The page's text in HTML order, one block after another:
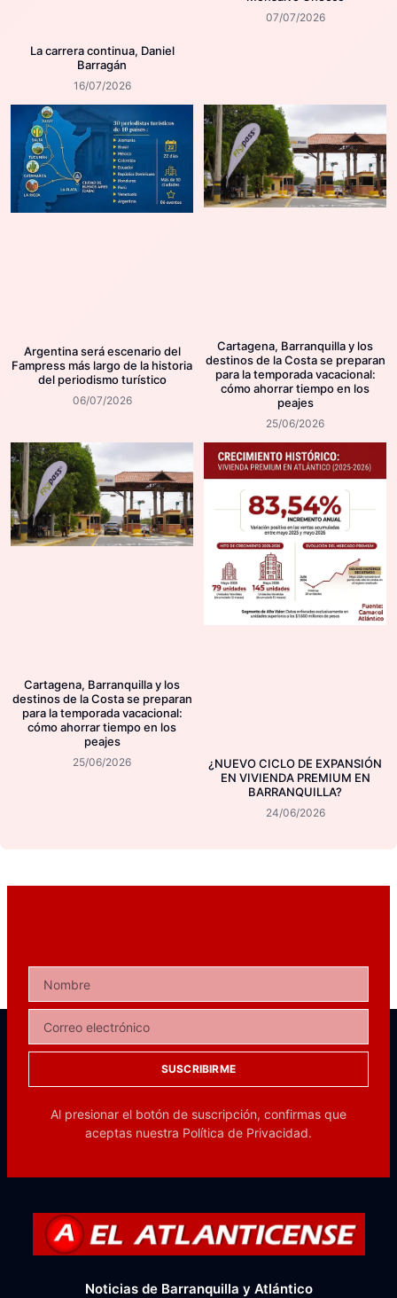
La carrera continua, Daniel
Barragán
16/07/2026
07/07/2026
Argentina será escenario del
Fampress más largo de la historia
del periodismo turístico
06/07/2026
Cartagena, Barranquilla y los
destinos de la Costa se preparan
para la temporada vacacional:
cómo ahorrar tiempo en los
peajes
25/06/2026
Cartagena, Barranquilla y los
destinos de la Costa se preparan
para la temporada vacacional:
cómo ahorrar tiempo en los
peajes
25/06/2026
¿NUEVO CICLO DE EXPANSIÓN
EN VIVIENDA PREMIUM EN
BARRANQUILLA?
24/06/2026
SUSCRIBIRME
Al presionar el botón de suscripción, confirmas que
aceptas nuestra Política de Privacidad.
Noticias de Barranquilla y Atlántico